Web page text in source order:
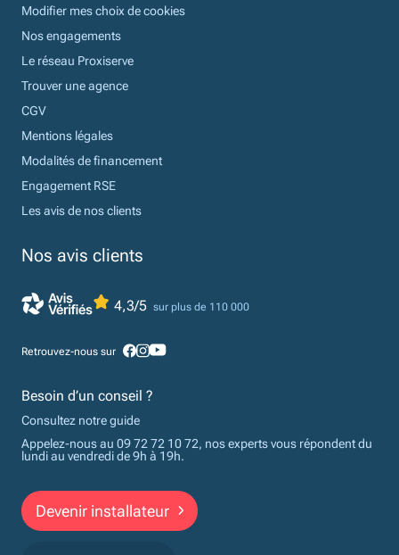
Modifier mes choix de cookies
Nos engagements
Le réseau Proxiserve
Trouver une agence
CGV
Mentions légales
Modalités de financement
Engagement RSE
Les avis de nos clients
Nos avis clients
4,3/5 sur plus de 110 000
Retrouvez-nous sur
Besoin d’un conseil ?
Consultez notre guide
Appelez-nous au 09 72 72 10 72, nos experts vous répondent du
lundi au vendredi de 9h à 19h.
Devenir installateur